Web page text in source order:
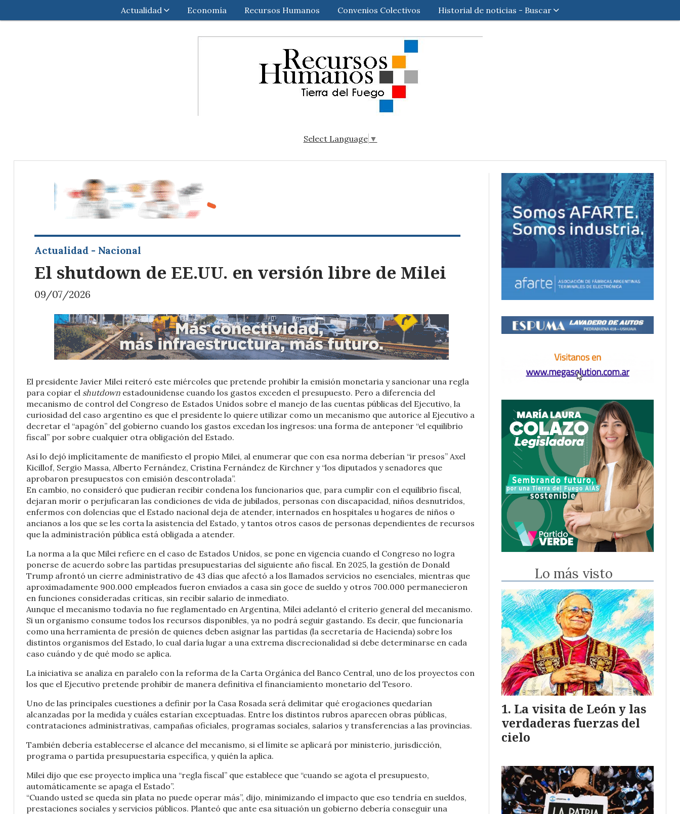
Select Language ▼
Actualidad Economía Recursos Humanos Convenios Colectivos Historial de noticias - Buscar
El shutdown de EE.UU. en versión libre de Milei
Actualidad - Nacional
09/07/2026
El presidente Javier Milei reiteró este miércoles que pretende prohibir la emisión monetaria y sancionar una regla
para copiar el shutdown estadounidense cuando los gastos exceden el presupuesto. Pero a diferencia del
mecanismo de control del Congreso de Estados Unidos sobre el manejo de las cuentas públicas del Ejecutivo, la
curiosidad del caso argentino es que el presidente lo quiere utilizar como un mecanismo que autorice al Ejecutivo a
decretar el “apagón” del gobierno cuando los gastos excedan los ingresos: una forma de anteponer “el equilibrio
fiscal” por sobre cualquier otra obligación del Estado.
Así lo dejó implícitamente de manifiesto el propio Milei, al enumerar que con esa norma deberían “ir presos” Axel
Kicillof, Sergio Massa, Alberto Fernández, Cristina Fernández de Kirchner y “los diputados y senadores que
aprobaron presupuestos con emisión descontrolada”.
En cambio, no consideró que pudieran recibir condena los funcionarios que, para cumplir con el equilibrio fiscal,
dejaran morir o perjuficaran las condiciones de vida de jubilados, personas con discapacidad, niños desnutridos,
enfermos con dolencias que el Estado nacional deja de atender, internados en hospitales u hogares de niños o
ancianos a los que se les corta la asistencia del Estado, y tantos otros casos de personas dependientes de recursos
que la administración pública está obligada a atender.
La norma a la que Milei refiere en el caso de Estados Unidos, se pone en vigencia cuando el Congreso no logra
ponerse de acuerdo sobre las partidas presupuestarias del siguiente año fiscal. En 2025, la gestión de Donald
Trump afrontó un cierre administrativo de 43 días que afectó a los llamados servicios no esenciales, mientras que
aproximadamente 900.000 empleados fueron enviados a casa sin goce de sueldo y otros 700.000 permanecieron
en funciones consideradas críticas, sin recibir salario de inmediato.
Aunque el mecanismo todavía no fue reglamentado en Argentina, Milei adelantó el criterio general del mecanismo.
Si un organismo consume todos los recursos disponibles, ya no podrá seguir gastando. Es decir, que funcionaría
como una herramienta de presión de quienes deben asignar las partidas (la secretaría de Hacienda) sobre los
distintos organismos del Estado, lo cual daría lugar a una extrema discrecionalidad si debe determinarse en cada
caso cuándo y de qué modo se aplica.
La iniciativa se analiza en paralelo con la reforma de la Carta Orgánica del Banco Central, uno de los proyectos con
los que el Ejecutivo pretende prohibir de manera definitiva el financiamiento monetario del Tesoro.
Uno de las principales cuestiones a definir por la Casa Rosada será delimitar qué erogaciones quedarían
alcanzadas por la medida y cuáles estarían exceptuadas. Entre los distintos rubros aparecen obras públicas,
contrataciones administrativas, campañas oficiales, programas sociales, salarios y transferencias a las provincias.
También debería establecerse el alcance del mecanismo, si el límite se aplicará por ministerio, jurisdicción,
programa o partida presupuestaria específica, y quién la aplica.
Milei dijo que ese proyecto implica una “regla fiscal” que establece que “cuando se agota el presupuesto,
automáticamente se apaga el Estado”.
“Cuando usted se queda sin plata no puede operar más”, dijo, minimizando el impacto que eso tendría en sueldos,
prestaciones sociales y servicios públicos. Planteó que ante esa situación un gobierno debería conseguir una
Lo más visto
La visita de León y las
verdaderas fuerzas del
cielo